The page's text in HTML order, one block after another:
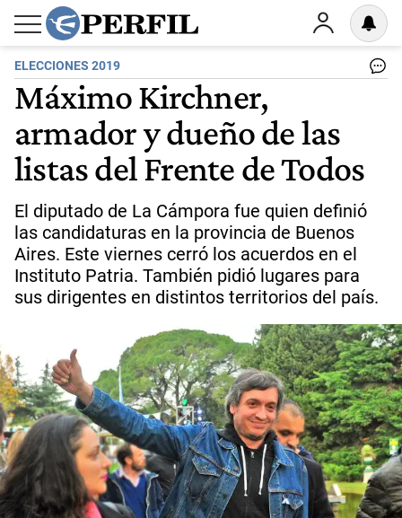
ELECCIONES 2019
Máximo Kirchner,
armador y dueño de las
listas del Frente de Todos
El diputado de La Cámpora fue quien definió
las candidaturas en la provincia de Buenos
Aires. Este viernes cerró los acuerdos en el
Instituto Patria. También pidió lugares para
sus dirigentes en distintos territorios del país.